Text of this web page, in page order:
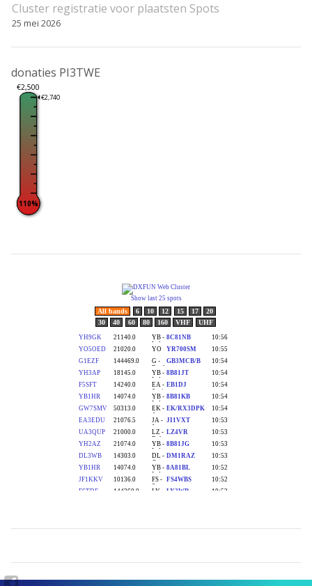
Cluster registratie voor plaatsten Spots
25 mei 2026
donaties PI3TWE
€2,500
€2,740
110%